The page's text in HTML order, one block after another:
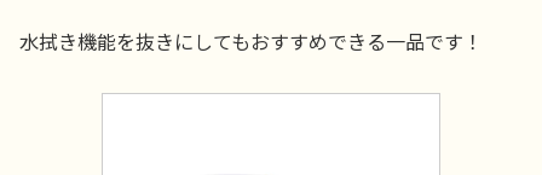
水拭き機能を抜きにしてもおすすめできる一品です！